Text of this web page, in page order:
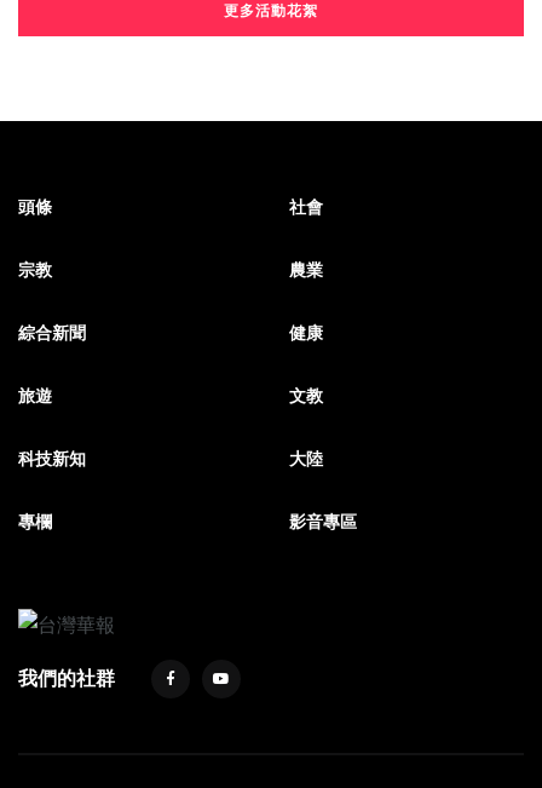
更多活動花絮
頭條 社會
宗教 農業
綜合新聞 健康
旅遊 文教
科技新知 大陸
專欄 影音專區
我們的社群